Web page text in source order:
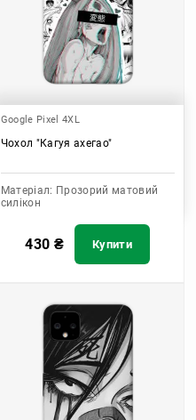
Google Pixel 4XL
Чохол "Кагуя ахегао"
Матеріал: Прозорий матовий
силікон
430 ₴ Купити